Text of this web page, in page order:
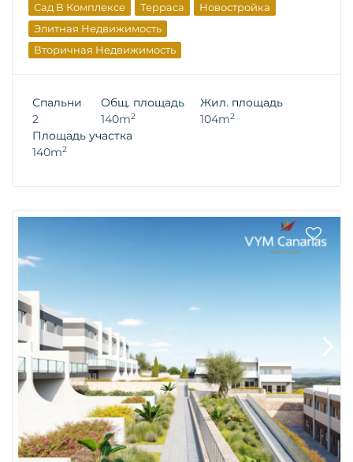
Сад В Комплексе
Терраса
Новостройка
Элитная Недвижимость
Вторичная Недвижимость
Спальни
2
Общ. площадь
140m2
Жил. площадь
104m2
Площадь участка
140m2